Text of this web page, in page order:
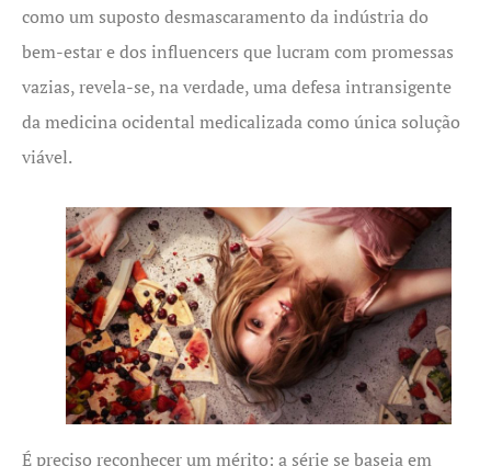
como um suposto desmascaramento da indústria do
bem-estar e dos influencers que lucram com promessas
vazias, revela-se, na verdade, uma defesa intransigente
da medicina ocidental medicalizada como única solução
viável.
É preciso reconhecer um mérito: a série se baseia em